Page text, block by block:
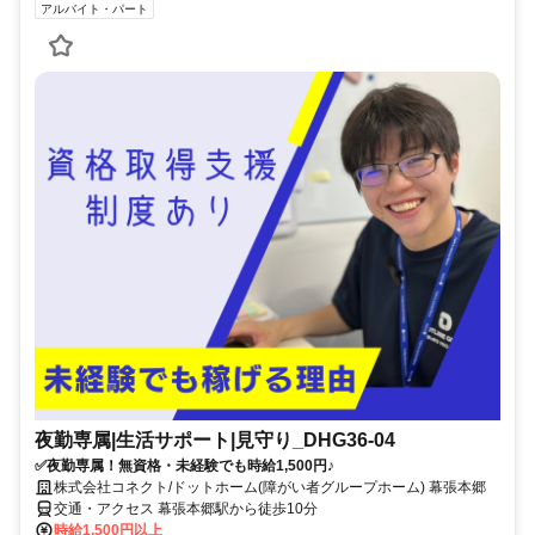
アルバイト・パート
夜勤専属|生活サポート|見守り_DHG36-04
✅夜勤専属！無資格・未経験でも時給1,500円♪
株式会社コネクト/ドットホーム(障がい者グループホーム) 幕張本郷
交通・アクセス 幕張本郷駅から徒歩10分
時給1,500円以上